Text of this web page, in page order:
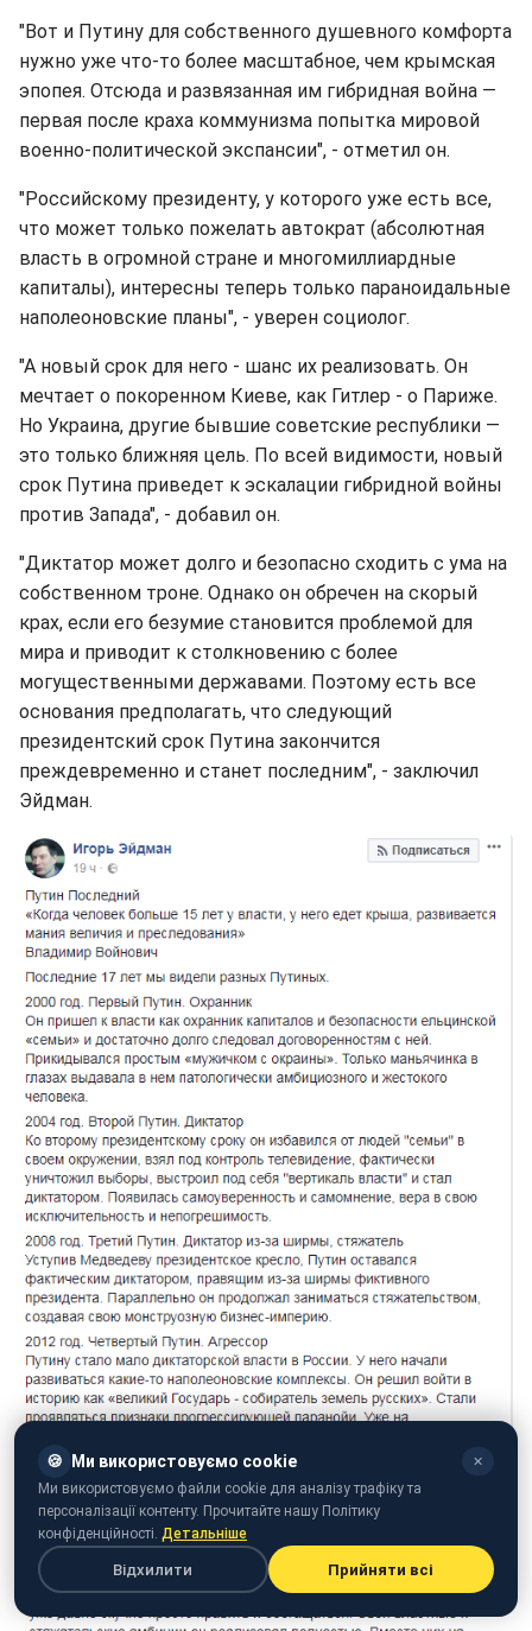
"Вот и Путину для собственного душевного комфорта
нужно уже что-то более масштабное, чем крымская
эпопея. Отсюда и развязанная им гибридная война —
первая после краха коммунизма попытка мировой
военно-политической экспансии", - отметил он.
"Российскому президенту, у которого уже есть все,
что может только пожелать автократ (абсолютная
власть в огромной стране и многомиллиардные
капиталы), интересны теперь только параноидальные
наполеоновские планы", - уверен социолог.
"А новый срок для него - шанс их реализовать. Он
мечтает о покоренном Киеве, как Гитлер - о Париже.
Но Украина, другие бывшие советские республики —
это только ближняя цель. По всей видимости, новый
срок Путина приведет к эскалации гибридной войны
против Запада", - добавил он.
"Диктатор может долго и безопасно сходить с ума на
собственном троне. Однако он обречен на скорый
крах, если его безумие становится проблемой для
мира и приводит к столкновению с более
могущественными державами. Поэтому есть все
основания предполагать, что следующий
президентский срок Путина закончится
преждевременно и станет последним", - заключил
Эйдман.
🍪 Ми використовуємо cookie ✕
Ми використовуємо файли cookie для аналізу трафіку та
персоналізації контенту. Прочитайте нашу Політику
конфіденційності. Детальніше
Відхилити Прийняти всі